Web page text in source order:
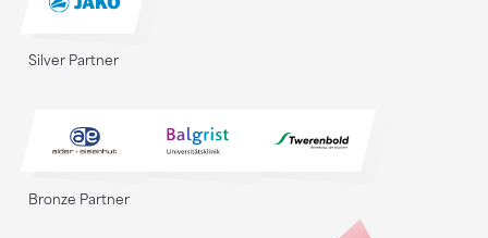
Silver Partner
Bronze Partner